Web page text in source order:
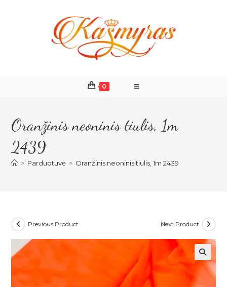
0
Oranžinis neoninis tiulis, 1m
2439
> Parduotuvė > Oranžinis neoninis tiulis, 1m 2439
Previous Product Next Product